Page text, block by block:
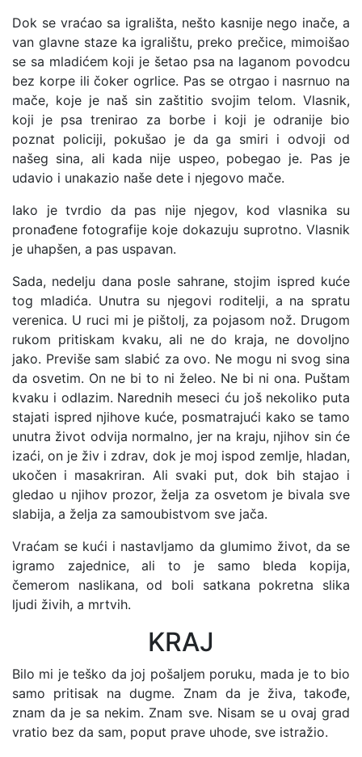
Dok se vraćao sa igrališta, nešto kasnije nego inače, a
van glavne staze ka igralištu, preko prečice, mimoišao
se sa mladićem koji je šetao psa na laganom povodcu
bez korpe ili čoker ogrlice. Pas se otrgao i nasrnuo na
mače, koje je naš sin zaštitio svojim telom. Vlasnik,
koji je psa trenirao za borbe i koji je odranije bio
poznat policiji, pokušao je da ga smiri i odvoji od
našeg sina, ali kada nije uspeo, pobegao je. Pas je
udavio i unakazio naše dete i njegovo mače.
Iako je tvrdio da pas nije njegov, kod vlasnika su
pronađene fotografije koje dokazuju suprotno. Vlasnik
je uhapšen, a pas uspavan.
Sada, nedelju dana posle sahrane, stojim ispred kuće
tog mladića. Unutra su njegovi roditelji, a na spratu
verenica. U ruci mi je pištolj, za pojasom nož. Drugom
rukom pritiskam kvaku, ali ne do kraja, ne dovoljno
jako. Previše sam slabić za ovo. Ne mogu ni svog sina
da osvetim. On ne bi to ni želeo. Ne bi ni ona. Puštam
kvaku i odlazim. Narednih meseci ću još nekoliko puta
stajati ispred njihove kuće, posmatrajući kako se tamo
unutra život odvija normalno, jer na kraju, njihov sin će
izaći, on je živ i zdrav, dok je moj ispod zemlje, hladan,
ukočen i masakriran. Ali svaki put, dok bih stajao i
gledao u njihov prozor, želja za osvetom je bivala sve
slabija, a želja za samoubistvom sve jača.
Vraćam se kući i nastavljamo da glumimo život, da se
igramo zajednice, ali to je samo bleda kopija,
čemerom naslikana, od boli satkana pokretna slika
ljudi živih, a mrtvih.
KRAJ
Bilo mi je teško da joj pošaljem poruku, mada je to bio
samo pritisak na dugme. Znam da je živa, takođe,
znam da je sa nekim. Znam sve. Nisam se u ovaj grad
vratio bez da sam, poput prave uhode, sve istražio.